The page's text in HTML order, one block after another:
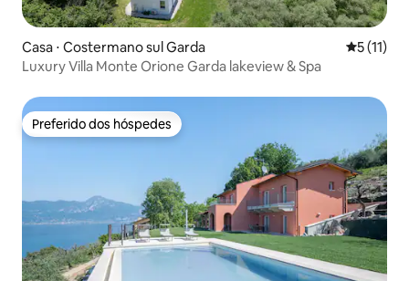
Casa ⋅ Costermano sul Garda 5 de uma
5 (11)
Luxury Villa Monte Orione Garda lakeview & Spa
Preferido dos hóspedes
Preferido dos hóspedes